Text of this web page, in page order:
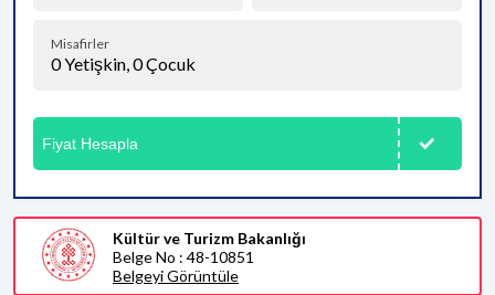
Misafirler
0Yetişkin,0Çocuk
Fiyat Hesapla
Kültür ve Turizm Bakanlığı
Belge No : 48-10851
Belgeyi Görüntüle